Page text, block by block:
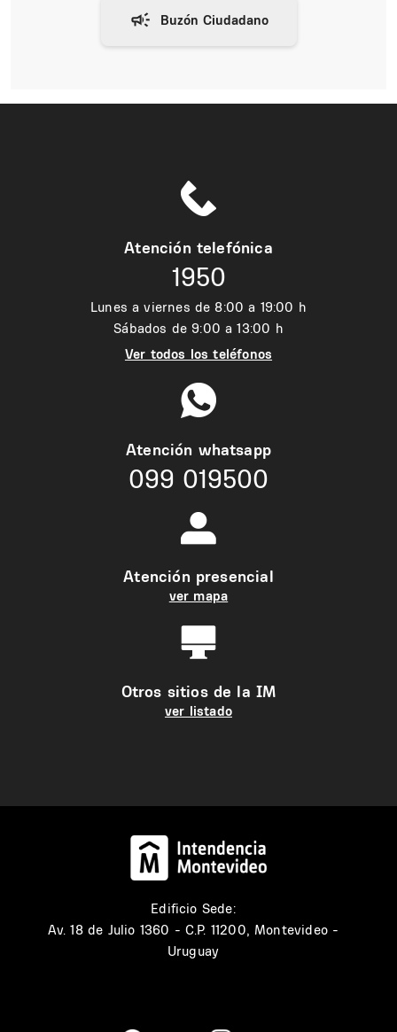
Atención telefónica
1950
Lunes a viernes de 8:00 a 19:00 h
Sábados de 9:00 a 13:00 h
Ver todos los teléfonos
Atención whatsapp
099 019500
Atención presencial
ver mapa
Otros sitios de la IM
ver listado
Edificio Sede:
Av. 18 de Julio 1360 - C.P. 11200, Montevideo -
Uruguay